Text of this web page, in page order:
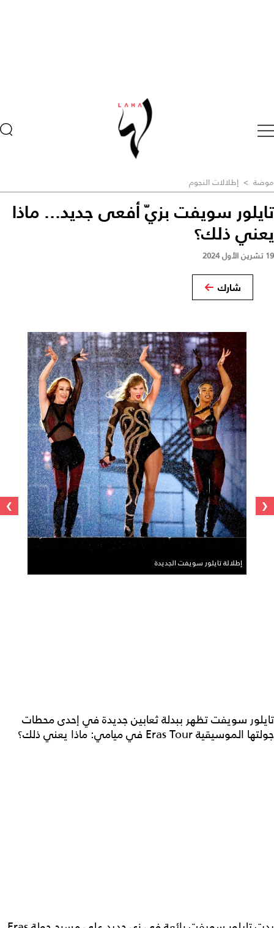
موضة > إطلالات النجوم
تايلور سويفت بزيّ أفعى جديد... ماذا
يعني ذلك؟
19 تشرين الأول 2024
شارك
إطلالة تايلور سويفت الجديدة
‹
›
تايلور سويفت تظهر ببدلة ثعابين جديدة في إحدى محطات
جولتها الموسيقية Eras Tour في ميامي: ماذا يعني ذلك؟